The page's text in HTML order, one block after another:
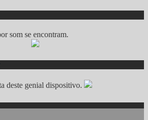
som se encontram.
deste genial dispositivo.